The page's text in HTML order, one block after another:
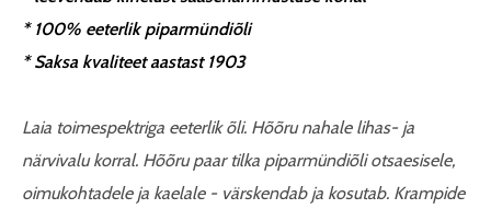
* 100% eeterlik piparmündiõli
* Saksa kvaliteet aastast 1903
Laia toimespektriga eeterlik õli. Hõõru nahale lihas- ja
närvivalu korral. Hõõru paar tilka piparmündiõli otsaesisele,
oimukohtadele ja kaelale - värskendab ja kosutab. Krampide